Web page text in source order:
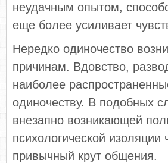
неудачным опытом,
еще более усиливает
Нередко одиночество
причинам. Вдовство,
наиболее
одиночеству. В подобных
внезапно возникающей
психологической
привычный крут общения.